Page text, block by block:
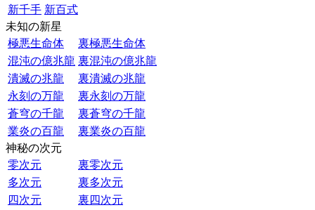
新千手 新百式
未知の新星
極悪生命体
裏極悪生命体
混沌の億兆龍 裏混沌の億兆龍
潰滅の兆龍
裏潰滅の兆龍
永刻の万龍
裏永刻の万龍
蒼穹の千龍
裏蒼穹の千龍
業炎の百龍
裏業炎の百龍
神秘の次元
零次元
裏零次元
多次元
裏多次元
四次元
裏四次元